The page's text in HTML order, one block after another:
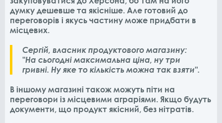
думку дешевше та якісніше. Але готовий до
переговорів і якусь частину може придбати в
місцевих.
Сергій, власник продуктового магазину:
"На сьогодні максимальна ціна, ну три
гривні. Ну яке то кількість можна так взяти".
В іншому магазині також можуть піти на
переговори із місцевими аграріями. Якщо будуть
документи, що продукт якісний, без нітратів.